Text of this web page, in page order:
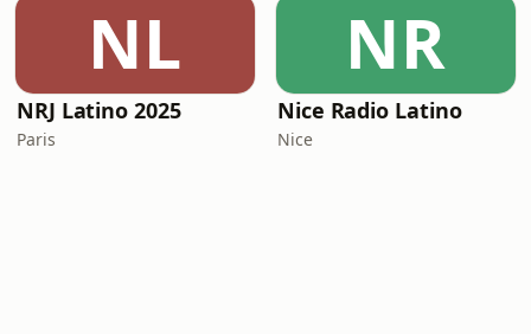
NL
NRJ Latino 2025
Paris
NR
Nice Radio Latino
Nice